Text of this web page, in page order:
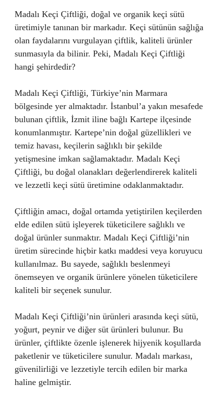
Madalı Keçi Çiftliği, doğal ve organik keçi sütü
üretimiyle tanınan bir markadır. Keçi sütünün sağlığa
olan faydalarını vurgulayan çiftlik, kaliteli ürünler
sunmasıyla da bilinir. Peki, Madalı Keçi Çiftliği
hangi şehirdedir?
Madalı Keçi Çiftliği, Türkiye’nin Marmara
bölgesinde yer almaktadır. İstanbul’a yakın mesafede
bulunan çiftlik, İzmit iline bağlı Kartepe ilçesinde
konumlanmıştır. Kartepe’nin doğal güzellikleri ve
temiz havası, keçilerin sağlıklı bir şekilde
yetişmesine imkan sağlamaktadır. Madalı Keçi
Çiftliği, bu doğal olanakları değerlendirerek kaliteli
ve lezzetli keçi sütü üretimine odaklanmaktadır.
Çiftliğin amacı, doğal ortamda yetiştirilen keçilerden
elde edilen sütü işleyerek tüketicilere sağlıklı ve
doğal ürünler sunmaktır. Madalı Keçi Çiftliği’nin
üretim sürecinde hiçbir katkı maddesi veya koruyucu
kullanılmaz. Bu sayede, sağlıklı beslenmeyi
önemseyen ve organik ürünlere yönelen tüketicilere
kaliteli bir seçenek sunulur.
Madalı Keçi Çiftliği’nin ürünleri arasında keçi sütü,
yoğurt, peynir ve diğer süt ürünleri bulunur. Bu
ürünler, çiftlikte özenle işlenerek hijyenik koşullarda
paketlenir ve tüketicilere sunulur. Madalı markası,
güvenilirliği ve lezzetiyle tercih edilen bir marka
haline gelmiştir.